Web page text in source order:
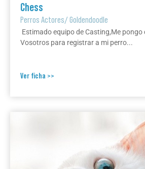
Chess
Perros Actores/Goldendoodle
Estimado equipo de Casting,Me
Vosotros para registrar a mi perro...
Ver ficha >>